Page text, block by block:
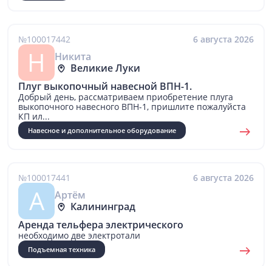
Н
Никита
Великие Луки
6 августа 2026
№100017442
Плуг выкопочный навесной ВПН-1.
Добрый день, рассматриваем приобретение плуга
выкопочного навесного ВПН-1, пришлите пожалуйста
КП ил...
Навесное и дополнительное оборудование
А
Артём
Калининград
6 августа 2026
№100017441
Аренда тельфера электрического
необходимо две электротали
Подъемная техника